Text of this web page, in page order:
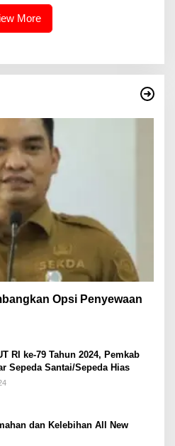
More
Opsi Penyewaan
RI ke-79 Tahun 2024, Pemkab
Sepeda Santai/Sepeda Hias
dan Kelebihan All New